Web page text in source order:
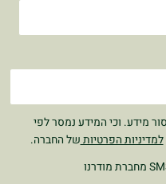
מידע. וכי המידע נמסר לפי
למדיניות הפרטיותשל החברה.